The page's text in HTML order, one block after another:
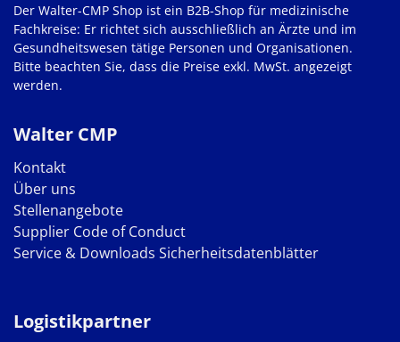
Walter CMP
Kontakt
Über uns
Stellenangebote
Supplier Code of Conduct
Service & Downloads Sicherheitsdatenblätter
Der Walter-CMP Shop ist ein B2B-Shop für medizinische
Fachkreise: Er richtet sich ausschließlich an Ärzte und im
Gesundheitswesen tätige Personen und Organisationen.
Bitte beachten Sie, dass die Preise exkl. MwSt. angezeigt
werden.
Logistikpartner